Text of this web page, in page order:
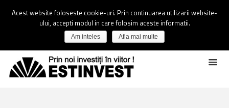
Acest website foloseste cookie-uri. Prin continuarea utilizarii website-
ului, accepti modul in care folosim aceste informatii.
Am inteles Afla mai multe